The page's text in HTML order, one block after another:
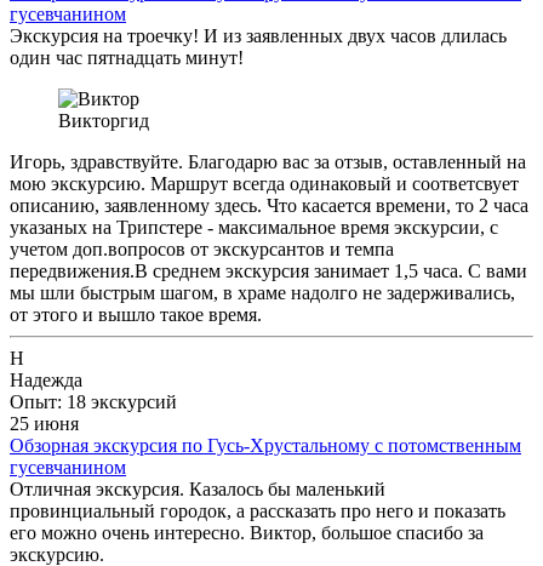
гусевчанином
Экскурсия на троечку! И из заявленных двух часов длилась
один час пятнадцать минут!
Викторгид
Игорь, здравствуйте. Благодарю вас за отзыв, оставленный на
мою экскурсию. Маршрут всегда одинаковый и соответсвует
описанию, заявленному здесь. Что касается времени, то 2 часа
указаных на Трипстере - максимальное время экскурсии, с
учетом доп.вопросов от экскурсантов и темпа
передвижения.В среднем экскурсия занимает 1,5 часа. С вами
мы шли быстрым шагом, в храме надолго не задерживались,
от этого и вышло такое время.
Н
Надежда
Опыт: 18 экскурсий
25 июня
Обзорная экскурсия по Гусь-Хрустальному с потомственным
гусевчанином
Отличная экскурсия. Казалось бы маленький
провинциальный городок, а рассказать про него и показать
его можно очень интересно. Виктор, большое спасибо за
экскурсию.